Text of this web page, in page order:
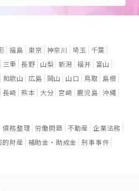
福島 東京 神奈川 埼玉
千葉
三重 長野 山梨 新潟 福井
富山
和歌山 広島 岡山 山口 鳥取
島根
長崎 熊本 大分 宮崎 鹿児島 沖縄
債務整理 労働問題 不動産 企業法務
的財産 補助金・助成金 刑事事件